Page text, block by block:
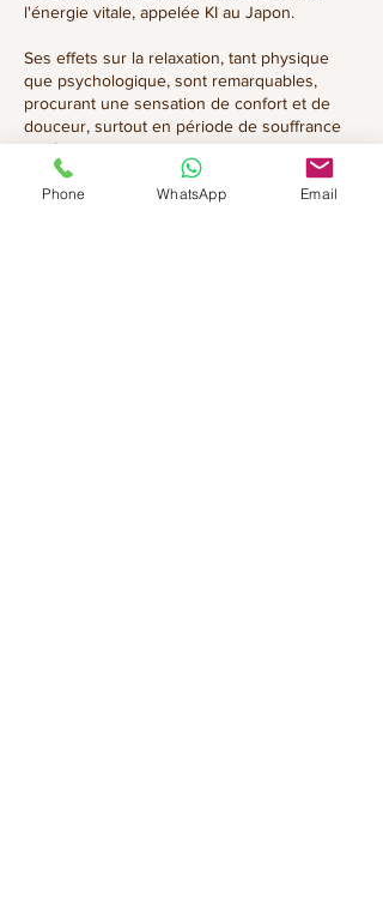
l'énergie vitale, appelée KI au Japon.
Ses effets sur la relaxation, tant physique
que psychologique, sont remarquables,
procurant une sensation de confort et de
douceur, surtout en période de souffrance
ou de stress.
En bref, le massage Shiatsu est une pratique
Phone WhatsApp Email